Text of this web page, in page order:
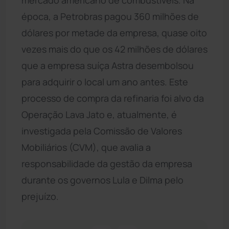
época, a Petrobras pagou 360 milhões de
dólares por metade da empresa, quase oito
vezes mais do que os 42 milhões de dólares
que a empresa suíça Astra desembolsou
para adquirir o local um ano antes. Este
processo de compra da refinaria foi alvo da
Operação Lava Jato e, atualmente, é
investigada pela Comissão de Valores
Mobiliários (CVM), que avalia a
responsabilidade da gestão da empresa
durante os governos Lula e Dilma pelo
prejuízo.